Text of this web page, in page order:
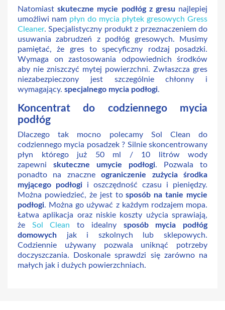
Natomiastskuteczne mycie podłóg z gresu najlepiej
umożliwi nam płyn do mycia płytek gresowych Gress
Cleaner. Specjalistyczny produkt z przeznaczeniem do
usuwania zabrudzeń z podłóg gresowych. Musimy
pamiętać, że gres to specyficzny rodzaj posadzki.
Wymaga on zastosowania odpowiednich środków
aby nie zniszczyć mytej powierzchni. Zwłaszcza gres
niezabezpieczony jest szczególnie chłonny i
wymagający. specjalnego mycia podłogi.
Koncentrat do codziennego mycia
podłóg
Dlaczego tak mocno polecamy Sol Clean do
codziennego mycia posadzek ? Silnie skoncentrowany
płyn którego już 50 ml / 10 litrów wody
zapewni skuteczne umycie podłogi. Pozwala to
ponadto na znaczneograniczenie zużycia środka
myjącego podłogi i oszczędność czasu i pieniędzy.
Można powiedzieć, że jest tosposób na tanie mycie
podłogi. Można go używać z każdym rodzajem mopa.
Łatwa aplikacja oraz niskie koszty użycia sprawiają,
że Sol Clean to idealny sposób mycia podłóg
domowych jak i szkolnych lub sklepowych.
Codziennie używany pozwala uniknąć potrzeby
doczyszczania. Doskonale sprawdzi się zarówno na
małych jak i dużych powierzchniach.